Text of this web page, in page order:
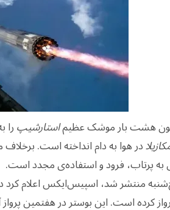
هشت بار موشک عظیماستارشیپرا
در هوا به دام انداخته است.
به پرتاب، فرود و استفاده‌ی مجدد است.
منتشر شد، اسپیس‌ایکس اعلام